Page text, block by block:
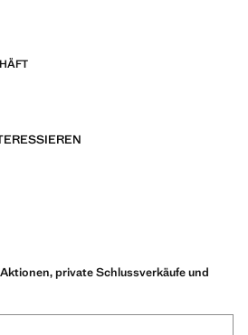
private Schlussverkäufe und